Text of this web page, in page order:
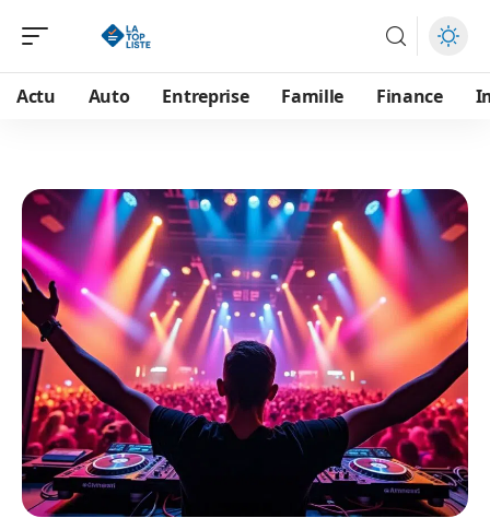
Actu Auto Entreprise Famille Finance